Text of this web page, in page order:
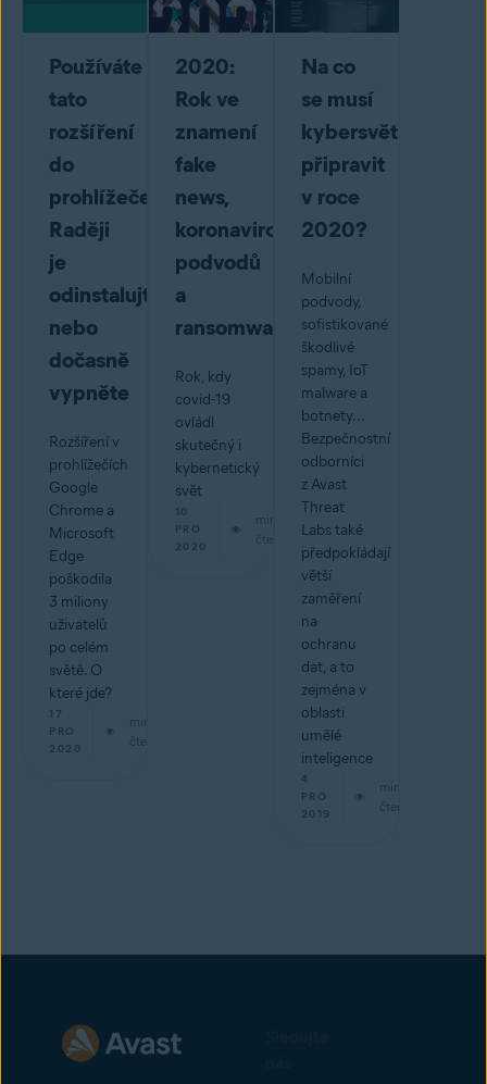
Používáte
tato
rozšíření
do
prohlížeče?
Raději
je
odinstalujte
nebo
dočasně
vypněte
Rozšíření v
prohlížečích
Google
Chrome a
Microsoft
Edge
poškodila
3 miliony
uživatelů
po celém
světě. O
které jde?
17
PRO
2020
min
čtení
2020:
Rok ve
znamení
fake
news,
koronavirových
podvodů
a
ransomwaru
Rok, kdy
covid-19
ovládl
skutečný i
kybernetický
svět
10
PRO
2020
min
čtení
Na co
se musí
kybersvět
připravit
v roce
2020?
Mobilní
podvody,
sofistikované
škodlivé
spamy, IoT
malware a
botnety...
Bezpečnostní
odborníci
z Avast
Threat
Labs také
předpokládají
větší
zaměření
na
ochranu
dat, a to
zejména v
oblasti
umělé
inteligence
4
PRO
2019
min
čtení